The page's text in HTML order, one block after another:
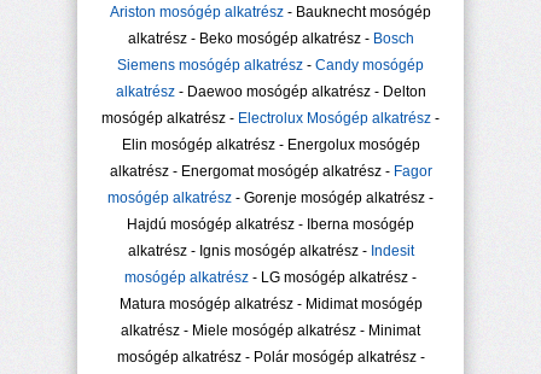
Ariston mosógép alkatrész - Bauknecht mosógép
alkatrész - Beko mosógép alkatrész - Bosch
Siemens mosógép alkatrész - Candy mosógép
alkatrész- Daewoo mosógép alkatrész - Delton
mosógép alkatrész - Electrolux Mosógép alkatrész -
Elin mosógép alkatrész - Energolux mosógép
alkatrész - Energomat mosógép alkatrész - Fagor
mosógép alkatrész - Gorenje mosógép alkatrész -
Hajdú mosógép alkatrész - Iberna mosógép
alkatrész - Ignis mosógép alkatrész - Indesit
mosógép alkatrész - LG mosógép alkatrész -
Matura mosógép alkatrész - Midimat mosógép
alkatrész - Miele mosógép alkatrész - Minimat
mosógép alkatrész - Polár mosógép alkatrész -